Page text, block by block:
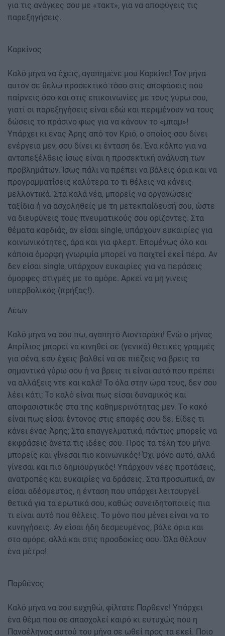
για τις ανάγκες σου με «τακτ», για να αποφύγεις τις
παρεξηγήσεις.
Καρκίνος
Καλό μήνα να έχεις, αγαπημένε μου Καρκίνε! Τον μήνα
αυτόν σε θέλω προσεκτικό τόσο στις αποφάσεις που
παίρνεις όσο και στις επικοινωνίες με τους γύρω σου,
γιατί οι παρεξηγήσεις είναι εδώ και περιμένουν να τους
δώσεις το πράσινο φως για να κάνουν το «μπαμ»!
Υπάρχει κι ένας Άρης από τον Κριό, ο οποίος σου δίνει
ενέργεια μεν, σου δίνει κι ένταση δε. Ένα κόλπο για να
ανταπεξέλθεις ίσως είναι η προσεκτική ανάλυση των
προβλημάτων. Ίσως πάλι να πρέπει να βάλεις όρια και να
προγραμματίσεις καλύτερα το τι θέλεις να κάνεις
μελλοντικά. Στα καλά νέα, μπορείς να οργανώσεις
ταξίδια ή να ασχοληθείς με τη μετεκπαίδευσή σου, ώστε
να διευρύνεις τους πνευματικούς σου ορίζοντες. Στα
θέματα καρδιάς, αν είσαι single, υπάρχουν ευκαιρίες για
κοινωνικότητες, άρα και για φλερτ. Επομένως όλο και
κάποια όμορφη γνωριμία μπορεί να παιχτεί εκεί πέρα. Αν
δεν είσαι single, υπάρχουν ευκαιρίες για να περάσεις
όμορφες στιγμές με το αμόρε. Αρκεί να μη γίνεις
υπερβολικός (πρήξας!).
Λέων
Καλό μήνα να σου πω, αγαπητό Λιονταράκι! Ενώ ο μήνας
Απρίλιος μπορεί να κινηθεί σε (γενικά) θετικές γραμμές
για σένα, εσύ έχεις βαλθεί να σε πιέζεις να βρεις τα
σημαντικά γύρω σου ή να βρεις τι είναι αυτό που πρέπει
να αλλάξεις ντε και καλά! Το όλα στην ώρα τους, δεν σου
λέει κάτι; Το καλό είναι πως είσαι δυναμικός και
αποφασιστικός στα της καθημερινότητας μεν. Το κακό
είναι πως είσαι έντονος στις επαφές σου δε. Είδες τι
κάνει ένας Άρης; Στα επαγγελματικά, πάντως μπορείς να
εκφράσεις άνετα τις ιδέες σου. Προς τα τέλη του μήνα
μπορείς και γίνεσαι πιο κοινωνικός! Όχι μόνο αυτό, αλλά
γίνεσαι και πιο δημιουργικός! Υπάρχουν νέες προτάσεις,
ανατροπές και ευκαιρίες να δράσεις. Στα προσωπικά, αν
είσαι αδέσμευτος, η ένταση που υπάρχει λειτουργεί
θετικά για τα ερωτικά σου, καθώς συνειδητοποιείς πια
τι είναι αυτό που θέλεις. Το μόνο που μένει είναι να το
κυνηγήσεις. Αν είσαι ήδη δεσμευμένος, βάλε όρια και
στο αμόρε, αλλά και στις προσδοκίες σου. Όλα θέλουν
ένα μέτρο!
Παρθένος
Καλό μήνα να σου ευχηθώ, φίλτατε Παρθένε! Υπάρχει
ένα θέμα που σε απασχολεί καιρό κι ευτυχώς που η
Πανσέληνος αυτού του μήνα σε ωθεί προς τα εκεί. Ποιο